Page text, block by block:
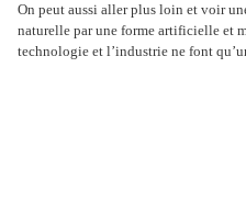
On peut aussi aller plus loin et voir
naturelle par une forme artificielle et
technologie et l’industrie ne font